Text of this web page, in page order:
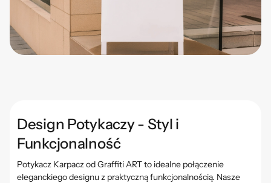
Design Potykaczy - Styl i
Funkcjonalność
Potykacz Karpacz od Graffiti ART to idealne połączenie
eleganckiego designu z praktyczną funkcjonalnością. Nasze